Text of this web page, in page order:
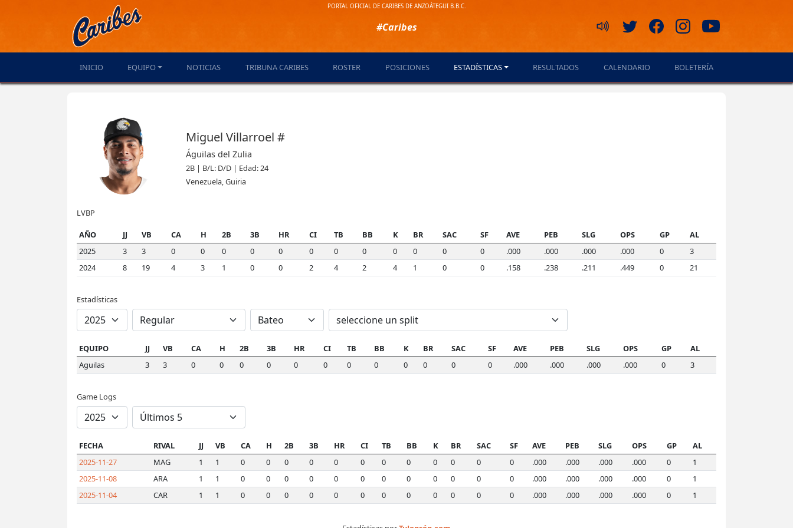
PORTAL OFICIAL DE CARIBES DE ANZOÁTEGUI B.B.C.
#Caribes
INICIO EQUIPO NOTICIAS TRIBUNA CARIBES ROSTER POSICIONES ESTADÍSTICAS RESULTADOS CALENDARIO BOLETERÍA
Miguel Villarroel #
Águilas del Zulia
2B | B/L: D/D | Edad: 24
Venezuela, Guiria
LVBP
AÑO JJ VB CA H 2B 3B HR CI TB BB K BR SAC SF AVE PEB SLG OPS GP
AL
2025
3 3 0 0 0 0 0 0 0 0 0 0 0 0 .000 .000 .000 .000 0
3
2024
8 19 4 3 1 0 0 2 4 2 4 1 0 0 .158 .238 .211 .449 0 21
Estadísticas
EQUIPO JJ VB CA H 2B 3B HR CI TB BB K BR SAC SF AVE PEB SLG OPS GP
AL
Aguilas
3 3 0 0 0 0 0 0 0 0 0 0 0 0 .000 .000 .000 .000 0 3
Game Logs
FECHA RIVAL JJ VB CA H 2B 3B HR CI TB BB K BR SAC SF AVE PEB SLG OPS GP
AL
2025-11-27
MAG 1 1 0 0 0 0 0 0 0 0 0 0 0 0 .000 .000 .000 .000 0
1
2025-11-08
ARA 1 1 0 0 0 0 0 0 0 0 0 0 0 0 .000 .000 .000 .000 0
1
2025-11-04
CAR 1 1 0 0 0 0 0 0 0 0 0 0 0 0 .000 .000 .000 .000 0 1